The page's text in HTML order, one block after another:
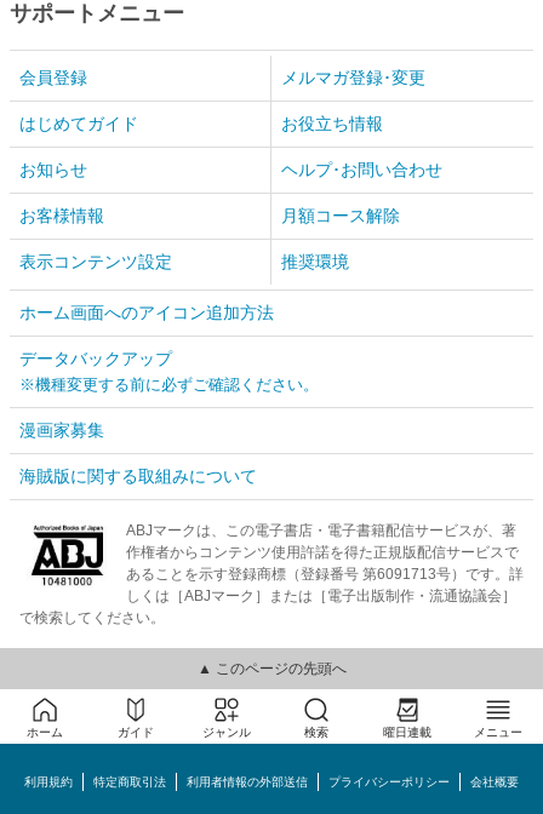
サポートメニュー
会員登録 メルマガ登録･変更
はじめてガイド お役立ち情報
お知らせ ヘルプ･お問い合わせ
お客様情報 月額コース解除
表示コンテンツ設定 推奨環境
ホーム画面へのアイコン追加方法
データバックアップ
※機種変更する前に必ずご確認ください。
漫画家募集
海賊版に関する取組みについて
ABJマークは、この電子書店・電子書籍配信サービスが、著
作権者からコンテンツ使用許諾を得た正規版配信サービスで
あることを示す登録商標（登録番号 第6091713号）です。詳
しくは［ABJマーク］または［電子出版制作・流通協議会］
で検索してください。
▲ このページの先頭へ
ホーム ガイド ジャンル 検索 曜日連載 メニュー
利用規約 特定商取引法 利用者情報の外部送信 プライバシーポリシー 会社概要